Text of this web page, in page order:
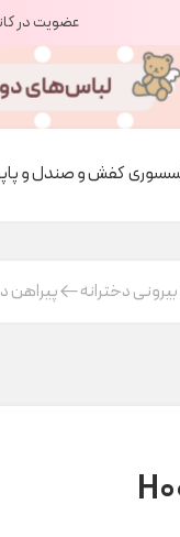
عضویت در
کفش و صندل و
دخترانه پیراهن